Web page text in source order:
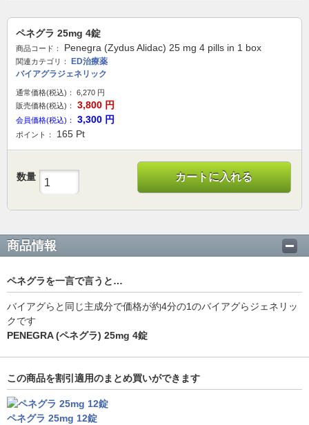
ペネグラ 25mg 4錠
商品コード： Penegra (Zydus Alidac) 25 mg 4 pills in 1 box
関連カテゴリ：
ED治療薬
バイアグラジェネリック
通常価格(税込)： 6,270 円
販売価格(税込)：
3,800 円
会員価格(税込)： 3,300 円
ポイント： 165 Pt
数量 カートに入れる
商品情報
ペネグラを一言で言うと…
バイアグらと同じ主成分で価格が約4分の1のバイアグらジェネリッ
クです
PENEGRA (ペネグラ) 25mg 4錠
この商品を割引適用のまとめ買いができます
ペネグラ 25mg 12錠